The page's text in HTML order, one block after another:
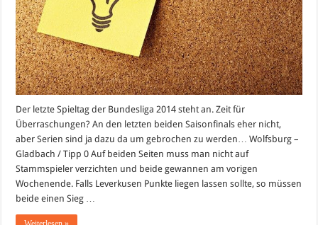
Der letzte Spieltag der Bundesliga 2014 steht an. Zeit für
Überraschungen? An den letzten beiden Saisonfinals eher nicht,
aber Serien sind ja dazu da um gebrochen zu werden… Wolfsburg –
Gladbach / Tipp 0 Auf beiden Seiten muss man nicht auf
Stammspieler verzichten und beide gewannen am vorigen
Wochenende. Falls Leverkusen Punkte liegen lassen sollte, so müssen
beide einen Sieg …